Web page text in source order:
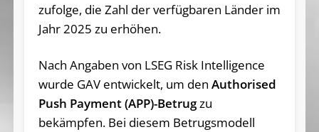
zufolge, die Zahl der verfügbaren Länder im
Jahr 2025 zu erhöhen.
Nach Angaben von LSEG Risk Intelligence
wurde GAV entwickelt, um den Authorised
Push Payment (APP)-Betrugzu
bekämpfen. Bei diesem Betrugsmodell